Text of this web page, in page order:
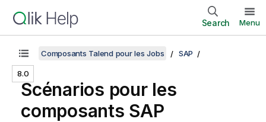
Search Menu
8.0
Composants Talend pour les Jobs SAP
Scénarios pour les
composants SAP